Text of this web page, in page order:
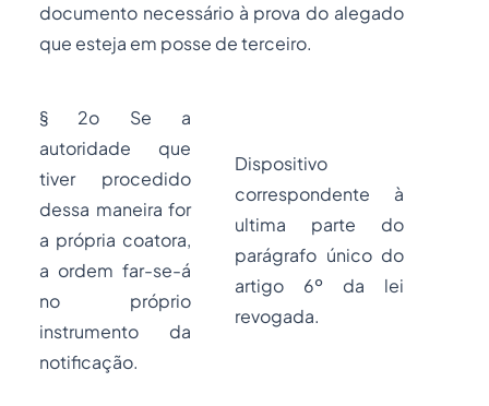
documento necessário à prova do alegado
que esteja em posse de terceiro.
§ 2o Se a
autoridade que
tiver procedido
dessa maneira for
a própria coatora,
a ordem far-se-á
no próprio
instrumento da
notificação.
Dispositivo
correspondente à
ultima parte do
parágrafo único do
artigo 6º da lei
revogada.